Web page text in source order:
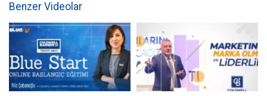
Benzer Videolar